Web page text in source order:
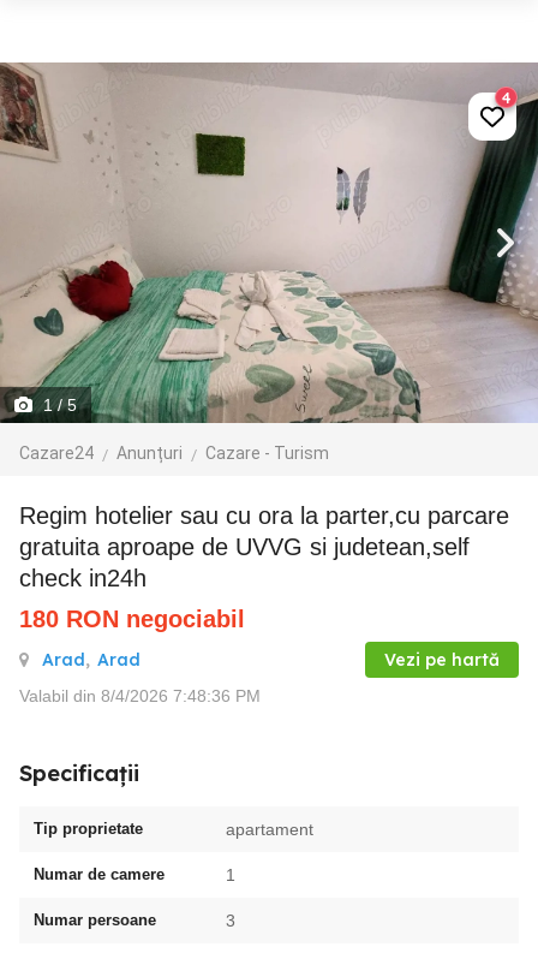
1/ 5
Cazare24 Anunțuri Cazare - Turism
4
Regim hotelier sau cu ora la parter,cu parcare
gratuita aproape de UVVG si judetean,self
check in24h
180 RON negociabil
Arad, Arad Vezi pe hartă
Valabil din 8/4/2026 7:48:36 PM
Specificații
Tip proprietate apartament
Numar de camere 1
Numar persoane 3